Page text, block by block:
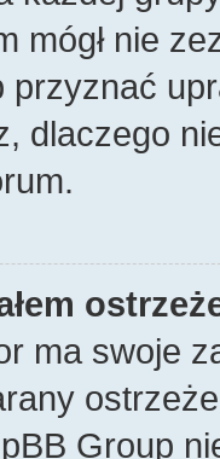
mógł nie
przyznać
dlaczego
ma swoje
Group